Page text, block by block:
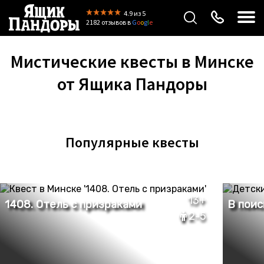
4.9из 5
2182 отзывовв Google
Мистические квесты в Минске
от Ящика Пандоры
Популярные квесты
13+
2-5